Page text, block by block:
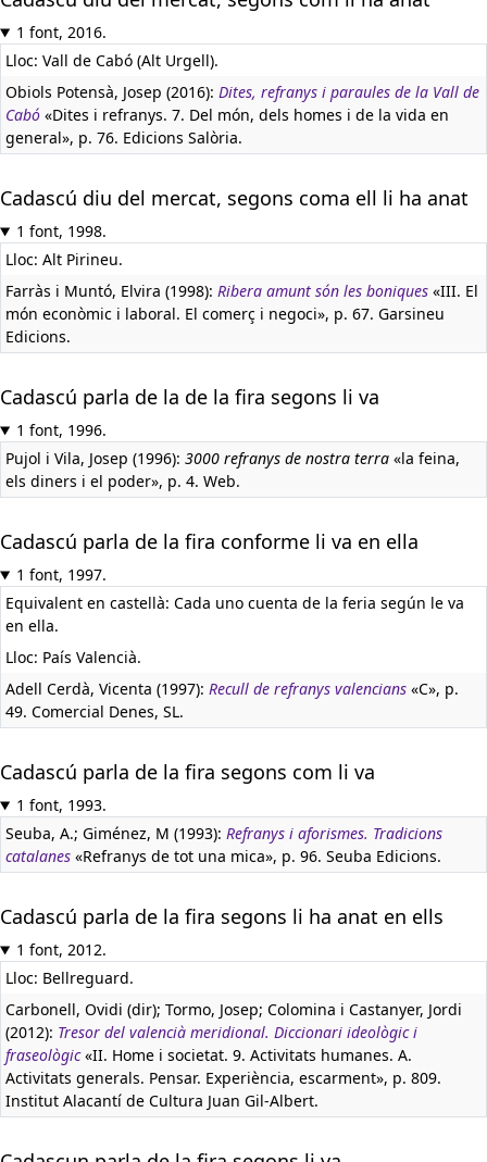
1 font, 2016.
Lloc: Vall de Cabó (Alt Urgell).
Obiols Potensà, Josep (2016): Dites, refranys i paraules de la Vall de
Cabó «Dites i refranys. 7. Del món, dels homes i de la vida en
general», p. 76. Edicions Salòria.
Cadascú diu del mercat, segons coma ell li ha anat
1 font, 1998.
Lloc: Alt Pirineu.
Farràs i Muntó, Elvira (1998): Ribera amunt són les boniques «III. El
món econòmic i laboral. El comerç i negoci», p. 67. Garsineu
Edicions.
Cadascú parla de la de la fira segons li va
1 font, 1996.
Pujol i Vila, Josep (1996): 3000 refranys de nostra terra «la feina,
els diners i el poder», p. 4. Web.
Cadascú parla de la fira conforme li va en ella
1 font, 1997.
Equivalent en castellà: Cada uno cuenta de la feria según le va
en ella.
Lloc: País Valencià.
Adell Cerdà, Vicenta (1997): Recull de refranys valencians «C», p.
49. Comercial Denes, SL.
Cadascú parla de la fira segons com li va
1 font, 1993.
Seuba, A.; Giménez, M (1993): Refranys i aforismes. Tradicions
catalanes «Refranys de tot una mica», p. 96. Seuba Edicions.
Cadascú parla de la fira segons li ha anat en ells
1 font, 2012.
Lloc: Bellreguard.
Carbonell, Ovidi (dir); Tormo, Josep; Colomina i Castanyer, Jordi
(2012): Tresor del valencià meridional. Diccionari ideològic i
fraseològic«II. Home i societat. 9. Activitats humanes. A.
Activitats generals. Pensar. Experiència, escarment», p. 809.
Institut Alacantí de Cultura Juan Gil-Albert.